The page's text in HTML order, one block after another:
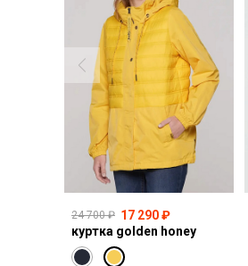
24 700 ₽ 17 290 ₽
куртка golden honey